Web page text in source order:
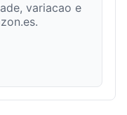
variacao e